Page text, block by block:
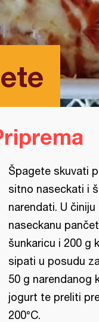
Špagete skuvati
sitno naseckati i
narendati. U
naseckanu
šunkaricu i 200 g
sipati u posudu
50 g narendanog
jogurt te preliti
200°C.